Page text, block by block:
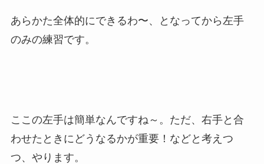
あらかた全体的にできるわ〜、となってから左手
のみの練習です。
ここの左手は簡単なんですね～。ただ、右手と合
わせたときにどうなるかが重要！などと考えつ
つ、やります。